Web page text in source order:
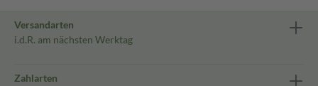
Versandarten
i.d.R. am nächsten Werktag
Zahlarten